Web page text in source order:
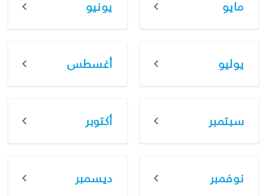
مايو يونيو
يوليو أغسطس
سبتمبر أكتوبر
نوفمبر ديسمبر